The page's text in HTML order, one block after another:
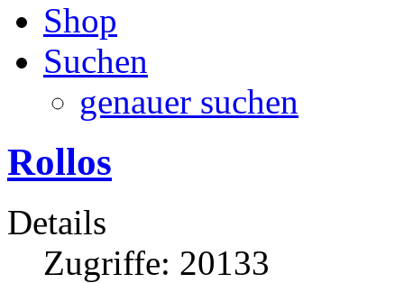
Shop
Suchen
genauer suchen
Rollos
Details
Zugriffe: 20133